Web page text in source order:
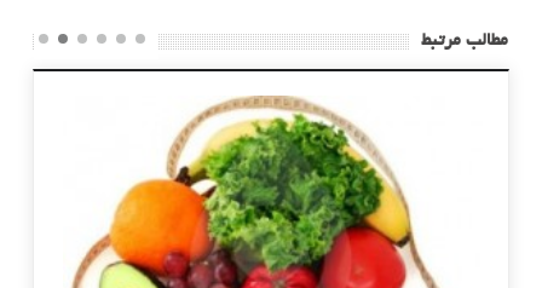
مطالب مرتبط